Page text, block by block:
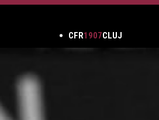
CFR1907CLUJ